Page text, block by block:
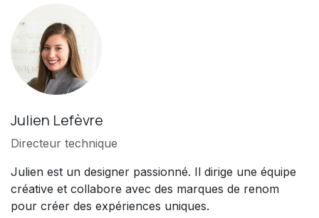
Julien Lefèvre
Directeur technique
Julien est un designer passionné. Il dirige une équipe
créative et collabore avec des marques de renom
pour créer des expériences uniques.